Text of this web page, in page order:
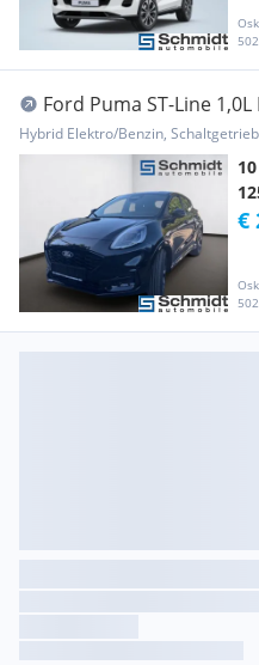
Ford Puma ST-Line
M FWD
Hybrid Elektro/Benzin,
10
€